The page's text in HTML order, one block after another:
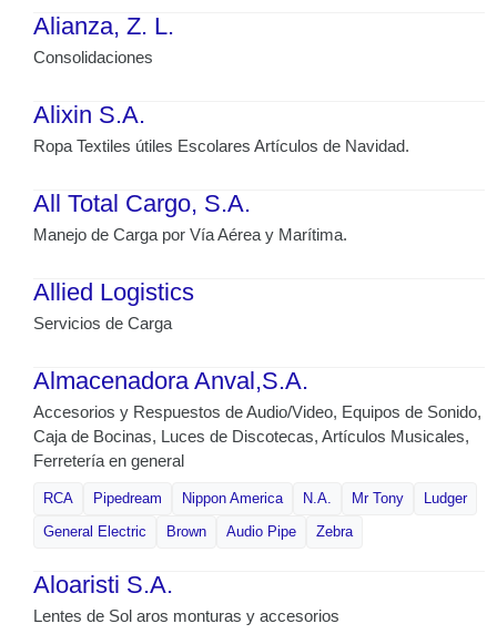
Alianza, Z. L.
Consolidaciones
Alixin S.A.
Ropa Textiles útiles Escolares Artículos de Navidad.
All Total Cargo, S.A.
Manejo de Carga por Vía Aérea y Marítima.
Allied Logistics
Servicios de Carga
Almacenadora Anval,S.A.
Accesorios y Respuestos de Audio/Video, Equipos de Sonido,
Caja de Bocinas, Luces de Discotecas, Artículos Musicales,
Ferretería en general
RCA Pipedream Nippon America N.A. Mr Tony
Ludger
General Electric
Brown Audio Pipe Zebra
Aloaristi S.A.
Lentes de Sol aros monturas y accesorios